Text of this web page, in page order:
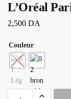
L’Oréal
2,500 DA
Couleur